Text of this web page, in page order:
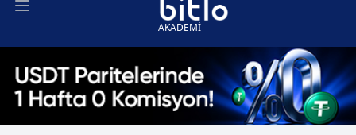
Open main menu
AKADEMİ